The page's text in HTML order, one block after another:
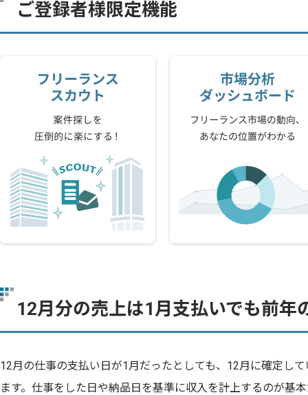
ご登録者様限定機能
12月分の売上は1月支払いでも前年
12月の仕事の支払い日が1月だったとしても、12月に確定し
ます。仕事をした日や納品日を基準に収入を計上するのが基